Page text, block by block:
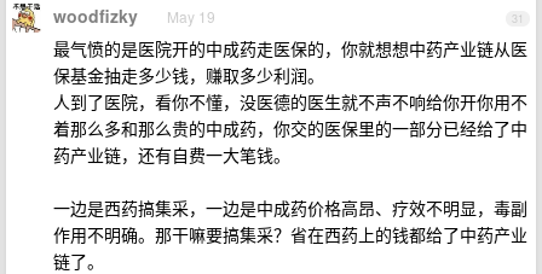
31
woodfizky May 19
最气愤的是医院开的中成药走医保的，你就想想中药产业链从医
保基金抽走多少钱，赚取多少利润。
人到了医院，看你不懂，没医德的医生就不声不响给你开你用不
着那么多和那么贵的中成药，你交的医保里的一部分已经给了中
药产业链，还有自费一大笔钱。
一边是西药搞集采，一边是中成药价格高昂、疗效不明显，毒副
作用不明确。那干嘛要搞集采？省在西药上的钱都给了中药产业
链了。